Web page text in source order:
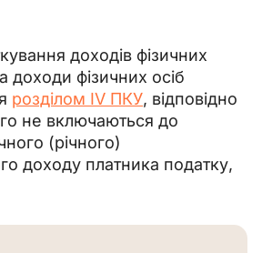
доходів фізичних
доходи фізичних осіб
розділом ІV ПКУ, відповідно
не включаються до
(річного)
доходу платника податку,